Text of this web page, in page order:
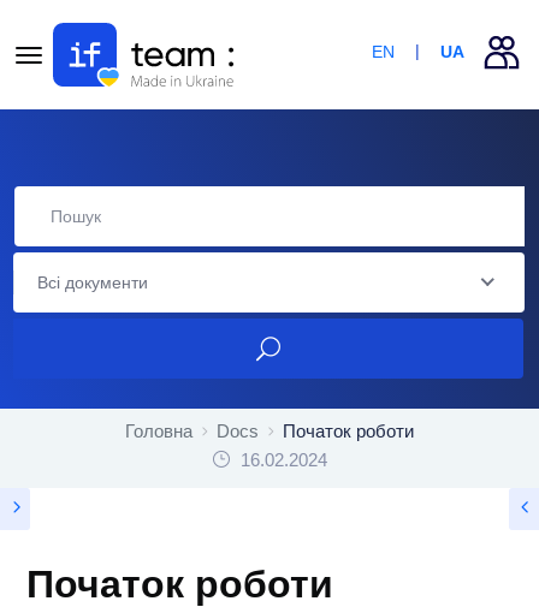
EN UA
Всі документи
Головна Docs
Початок роботи
16.02.2024
Початок роботи